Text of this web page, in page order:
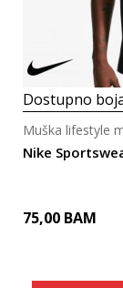
Dostupno
Nike
Muška lifestyle
75,00 BAM